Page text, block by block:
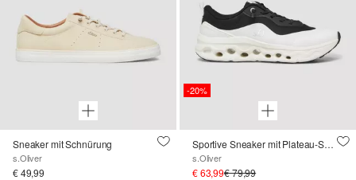
Sneaker mit Schnürung
s.Oliver
€ 49,99
-20%
Sportive Sneaker mit Plateau-Sohle
s.Oliver
€ 63,99€ 79,99